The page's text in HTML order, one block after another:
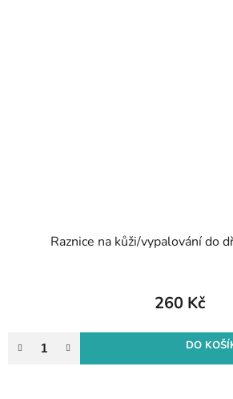
Raznice na kůži/vypalování do
260 Kč
DO